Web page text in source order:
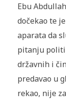
Ebu
dočekao te
aparata da
pitanju
državnih i
predavao u
rekao, nije